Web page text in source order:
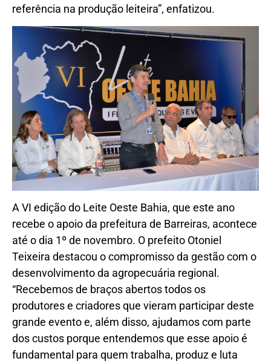
referência na produção leiteira”, enfatizou.
A VI edição do Leite Oeste Bahia, que este ano
recebe o apoio da prefeitura de Barreiras, acontece
até o dia 1º de novembro. O prefeito Otoniel
Teixeira destacou o compromisso da gestão com o
desenvolvimento da agropecuária regional.
“Recebemos de braços abertos todos os
produtores e criadores que vieram participar deste
grande evento e, além disso, ajudamos com parte
dos custos porque entendemos que esse apoio é
fundamental para quem trabalha, produz e luta